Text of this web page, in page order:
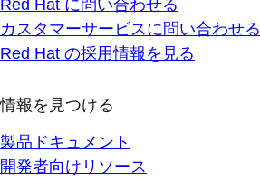
Red Hat に問い合わせる
カスタマーサービスに問い合わせる
Red Hat の採用情報を見る
情報を見つける
製品ドキュメント
開発者向けリソース